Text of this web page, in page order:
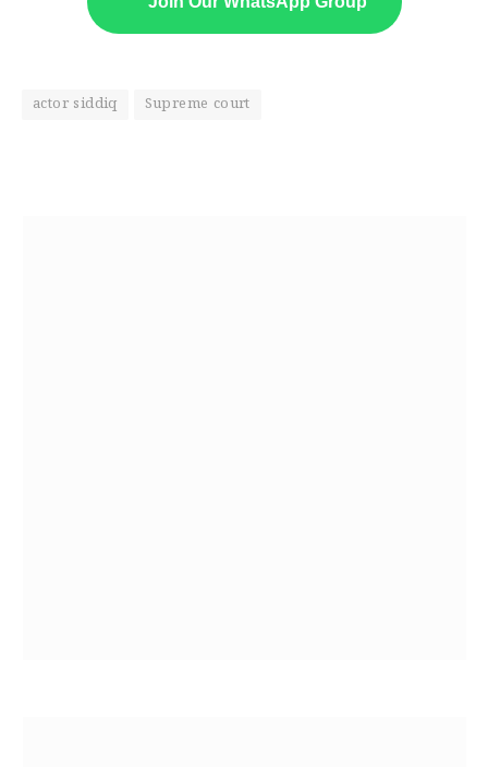
actor siddiq Supreme court